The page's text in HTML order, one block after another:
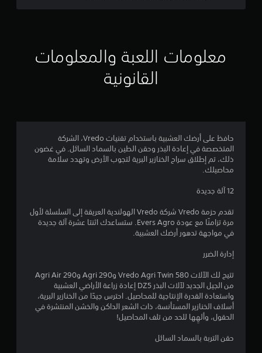
5
و
م
إ
ا
ل
معلومات اللعبة والمعلومات
القانونية
حافظ على أرضك العشبية باستخدام تقنيات Vredo، الشركة
المتخصصة في إعادة البذر وحقن الطين بالسماد السائل. في غضون
ذلك، تم إطلاق سراح الخنازير البرية لتجوب الأرض وتهدد سلامة
محاصيلك.
12 آلة جديدة
تقدم حزمة Vredo شركة Vredo الهولندية العريقة إلى السلسلة لأول
مرة تزامنًا مع عودة Evers Agro. ستساعدك اثنتا عشرة آلة جديدة
في مواجهة تدهور أرضك العشبية.
إدارة الضرر
تتيح لك الآلات Vredo Agri Twin 580 وAgri 290 وAgri Air 290
من الجيل الجديد لآلات البذر DZ5 إعادة زراعة الأراضي العشبية
واستعادة القدرة الإنتاجية للمحاصيل. احترس جيدًا من الخنازير البرية،
أسلاف الخنازير المستأنسة، ذات الشعر الداكن والخشن المنتشرة في
الحقول، وألهِها للحد من تلف المحاصيل!
حقن التربة بالسماد السائل